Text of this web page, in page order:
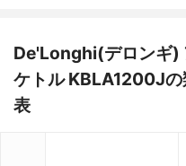
De'Longhi(デロンギ)
ケトル KBLA1200J
表